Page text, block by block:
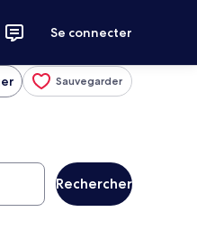
Se connecter
Sauvegarder
Rechercher